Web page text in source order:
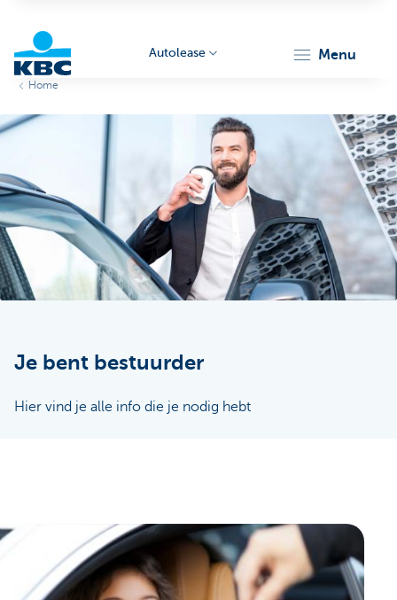
Corporate
Autolease menu
Home
Je bent bestuurder
Hier vind je alle info die je nodig hebt